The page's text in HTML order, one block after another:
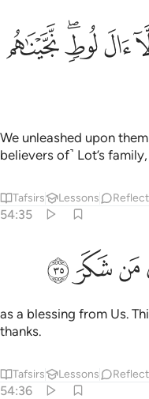
٣٤
بِسَحَرٍۢ ٣٤ﱰﱱﱲﱳ
We unleashed upon
believers of˺ Lot’s
Tafsirs Lessons
54:35
ﱼﱽﱾ
as a blessing from Us.
thanks.
Tafsirs Lessons
54:36